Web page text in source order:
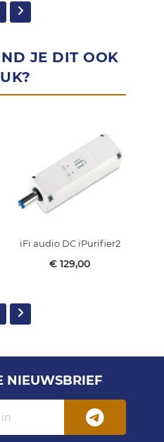
JE DIT OOK
iFi audio DC iPurifier2
€ 129,00
NIEUWSBRIEF